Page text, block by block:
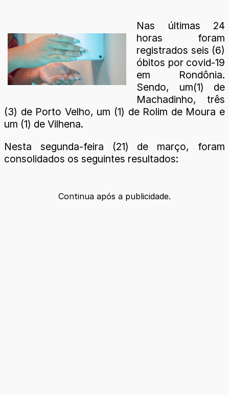
Nas últimas 24
horas foram
registrados seis (6)
óbitos por covid-19
em Rondônia.
Sendo, um(1) de
Machadinho, três
(3) de Porto Velho, um (1) de Rolim de Moura e
um (1) de Vilhena.
Nesta segunda-feira (21) de março, foram
consolidados os seguintes resultados:
Continua após a publicidade.